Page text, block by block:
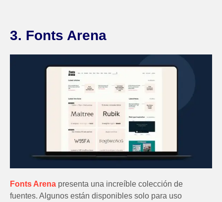
3. Fonts Arena
Fonts Arenapresenta una increíble colección de
fuentes. Algunos están disponibles solo para uso